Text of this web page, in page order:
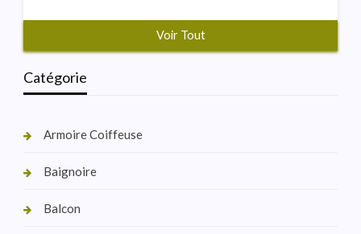
Voir Tout
Catégorie
Armoire Coiffeuse
Baignoire
Balcon